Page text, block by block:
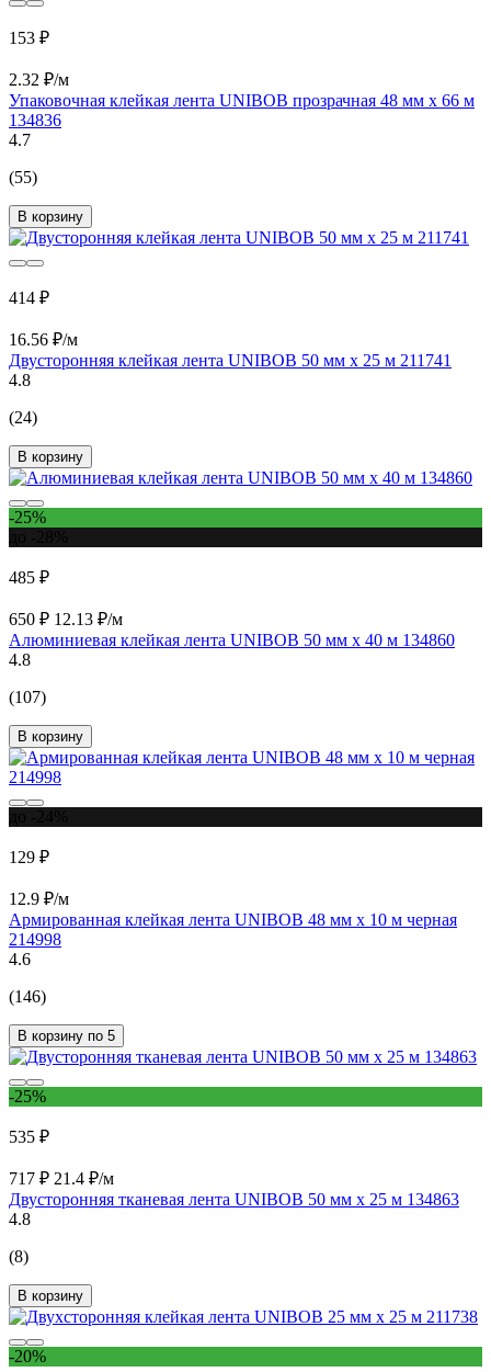
153 ₽
2.32 ₽/м
Упаковочная клейкая лента UNIBOB прозрачная 48 мм х 66 м
134836
4.7
(55)
В корзину
414 ₽
16.56 ₽/м
Двусторонняя клейкая лента UNIBOB 50 мм х 25 м 211741
4.8
(24)
В корзину
-25%
485 ₽
650 ₽ 12.13 ₽/м
Алюминиевая клейкая лента UNIBOB 50 мм х 40 м 134860
4.8
(107)
В корзину
129 ₽
12.9 ₽/м
Армированная клейкая лента UNIBOB 48 мм х 10 м черная
214998
4.6
(146)
В корзину по 5
-25%
535 ₽
717 ₽ 21.4 ₽/м
Двусторонняя тканевая лента UNIBOB 50 мм х 25 м 134863
4.8
(8)
В корзину
-20%